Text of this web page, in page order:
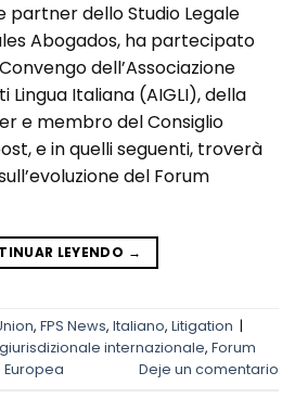
partner dello Studio Legale
Abogados, ha partecipato
dell’Associazione
Lingua Italiana (AIGLI), della
e membro del Consiglio
e in quelli seguenti, troverà
del Forum
LEYENDO →
, FPS News, Italiano, Litigation |
internazionale, Forum
Europea Deje un comentario